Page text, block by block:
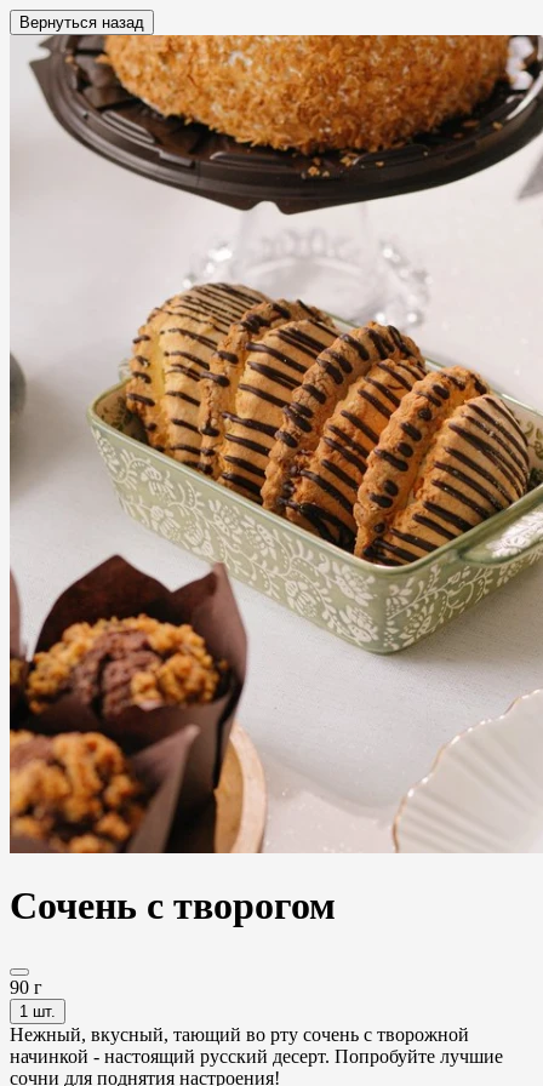
Вернуться назад
Сочень с творогом
90 г
1 шт.
Нежный, вкусный, тающий во рту сочень с творожной
начинкой - настоящий русский десерт. Попробуйте лучшие
сочни для поднятия настроения!